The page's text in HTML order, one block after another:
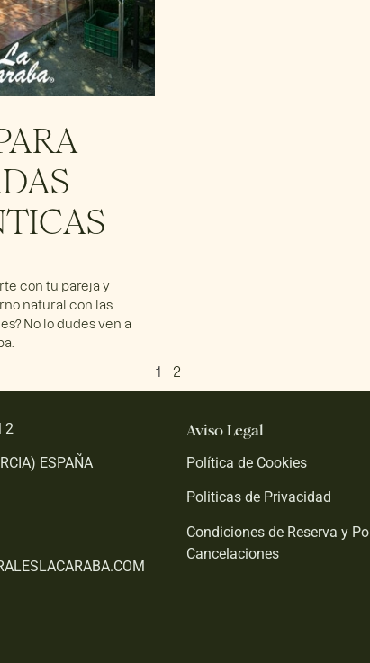
con tu pareja y
natural con las
No lo dudes ven a
1 2
2
ESPAÑA
Aviso Legal
Política de Cookies
Politicas de Privacidad
Condiciones de Reserva y
Cancelaciones